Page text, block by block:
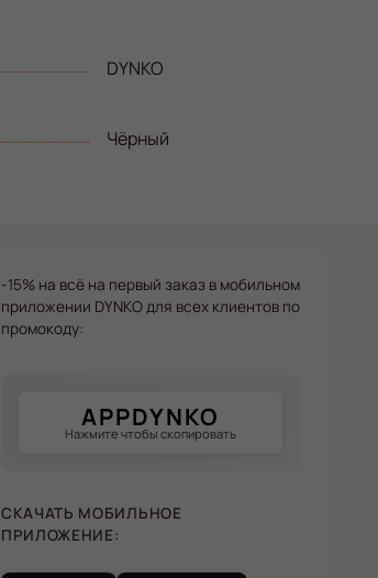
DYNKO
Чёрный
-15% на всё на первый заказ в мобильном
приложении DYNKO для всех клиентов по
промокоду:
APPDYNKO
Нажмите чтобы скопировать
СКАЧАТЬ МОБИЛЬНОЕ
ПРИЛОЖЕНИЕ: